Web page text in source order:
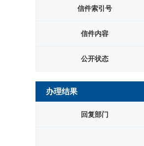
信件索引号
信件内容
公开状态
办理结果
回复部门